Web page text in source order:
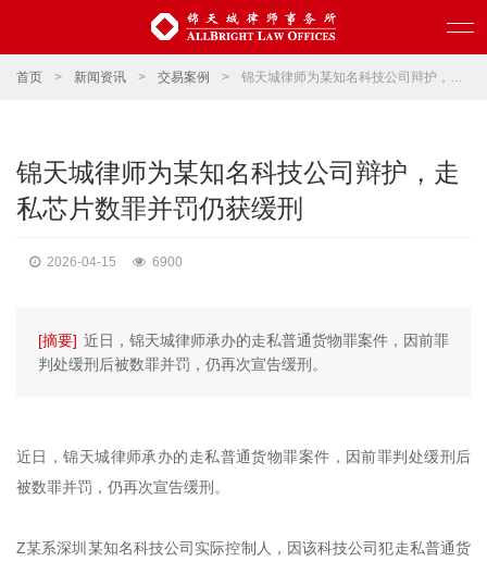
首页 > 新闻资讯 > 交易案例 > 锦天城律师为某知名科技公司辩护，走私芯片数罪并罚仍获缓刑
锦天城律师为某知名科技公司辩护，走
私芯片数罪并罚仍获缓刑
2026-04-15 6900
[摘要] 近日，锦天城律师承办的走私普通货物罪案件，因前罪
判处缓刑后被数罪并罚，仍再次宣告缓刑。
近日，锦天城律师承办的走私普通货物罪案件，因前罪判处缓刑后
被数罪并罚，仍再次宣告缓刑。
Z某系深圳某知名科技公司实际控制人，因该科技公司犯走私普通货